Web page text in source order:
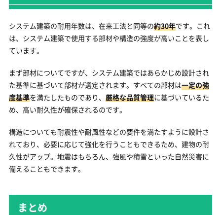
システム建築の耐用年数は、在来工法と同等の約30年です。これ
は、システム建築で使用する部材や構造の強度が高いことを表し
ています。
まず部材についてですが、システム建築ではあらかじめ設計され
た基準に基づいて部材が選定されます。すべての部材は一定の強
度基準を満たしたものであり、 厳格な品質管理に基づいているた
め、高い耐久性が確保されるのです。
構造についても耐震性や耐風性などの要件を満たすように設計さ
れており、必要に応じて強化を行うこともできるため、建物の耐
久性がアップ。地震はもちろん、強風や積雪といった自然災害に
備えることもできます。
まとめ